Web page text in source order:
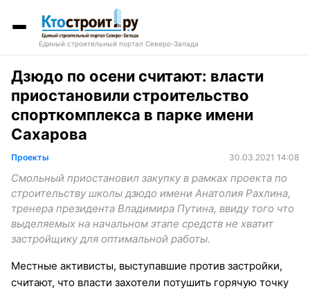
Единый строительный портал Северо-Запада
Дзюдо по осени считают: власти
приостановили строительство
спорткомплекса в парке имени
Сахарова
Проекты 30.03.2021 14:08
Смольный приостановил закупку в рамках проекта по
строительству школы дзюдо имени Анатолия Рахлина,
тренера президента Владимира Путина, ввиду того что
выделяемых на начальном этапе средств не хватит
застройщику для оптимальной работы.
Местные активисты, выступавшие против застройки,
считают, что власти захотели потушить горячую точку